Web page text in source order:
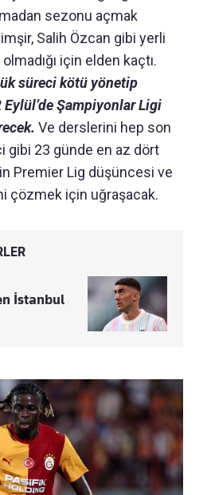
sezonu açmak
Salih Özcan gibi yerli
için elden kaçtı.
süreci kötü yönetip
Eylül’de Şampiyonlar Ligi
Ve derslerini hep son
gibi 23 günde en az dört
Premier Lig düşüncesi ve
çözmek için uğraşacak.
İstanbul